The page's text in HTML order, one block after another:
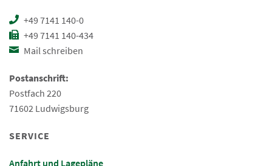
+49 7141 140-0
+49 7141 140-434
Mail schreiben
Postanschrift:
Postfach 220
71602 Ludwigsburg
SERVICE
Anfahrt und Lagepläne